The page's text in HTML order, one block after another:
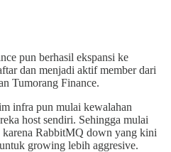
pun berhasil ekspansi ke
dan menjadi aktif member dari
Tumorang Finance.
infra pun mulai kewalahan
host sendiri. Sehingga mulai
RabbitMQ down yang kini
growing lebih aggresive.